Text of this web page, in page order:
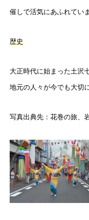
催しで活気にあふれてい
歴史
大正時代に始まった土沢
地元の人々が今でも大切
写真出典先：花巻の旅、